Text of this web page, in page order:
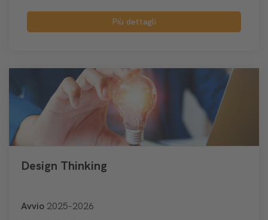
Più dettagli
Design Thinking
Avvio 2025-2026